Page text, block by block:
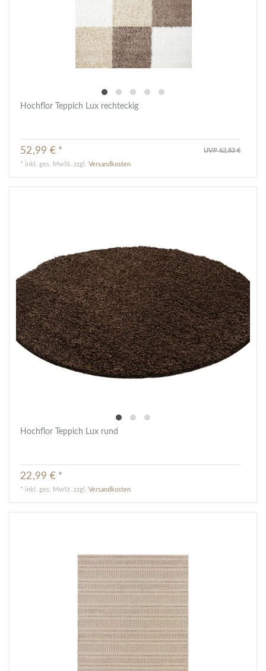
Hochflor Teppich Lux rechteckig
UVP 62,83 €
52,99 € *
* inkl. ges. MwSt. zzgl.Versandkosten
Hochflor Teppich Lux rund
22,99 € *
* inkl. ges. MwSt. zzgl.Versandkosten